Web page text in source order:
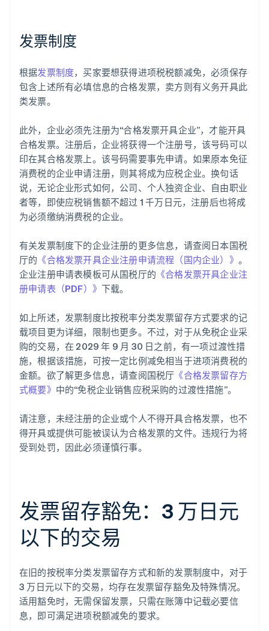
发票制度
根据发票制度，买家要想获得进项税税额减免，必须保存
包含上述所有必填信息的合格发票，卖方则有义务开具此
类发票。
此外，企业必须先注册为“合格发票开具企业”，才能开具
合格发票。注册后，企业将获得一个注册号，该号码可以
印在其合格发票上。该号码需要事先申请。如果原本免征
消费税的企业申请注册，则其将成为应税企业。换句话
说，无论企业形式如何，公司、个人独资企业、自由职业
者等，即使应税销售额不超过 1 千万日元，注册后也将成
为必须缴纳消费税的企业。
有关发票制度下的企业注册的更多信息，请查阅日本国税
厅的 《合格发票开具企业注册申请流程（国内企业）》 。
企业注册申请表模板可从国税厅的 《合格发票开具企业注
册申请表（PDF）》 下载。
如上所述，发票制度比按税率分类发票留存方式要求的记
载项目更为详细，限制也更多。不过，对于从免税企业采
购的交易，在 2029 年 9 月 30 日之前，有一项过渡性措
施，根据该措施，可按一定比例减免相当于进项消费税的
金额。欲了解更多信息，请查阅国税厅 《合格发票留存方
式概要》 中的“免税企业销售应税采购的过渡性措施”。
请注意，未经注册的企业或个人不得开具合格发票，也不
得开具或提供可能被误认为合格发票的文件。违规行为将
受到处罚，因此必须谨慎行事。
发票留存豁免：3 万日元
以下的交易
在旧的按税率分类发票留存方式和新的发票制度中，对于
3 万日元以下的交易，均存在发票留存豁免及特殊情况。
适用豁免时，无需保留发票，只需在账簿中记载必要信
息，即可满足进项税额减免的要求。